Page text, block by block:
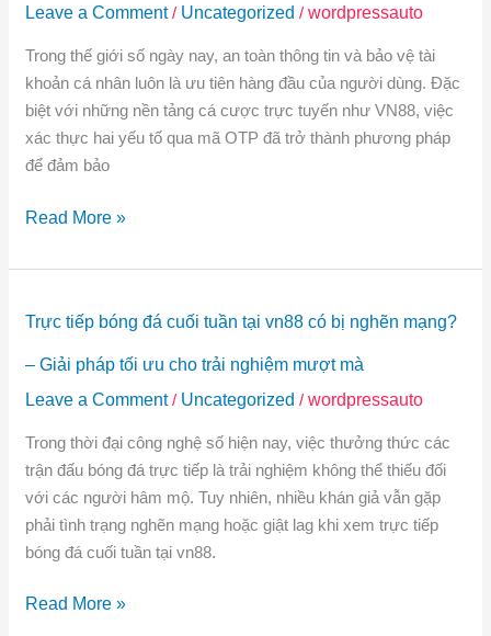
Leave a Comment / Uncategorized /wordpressauto
Trong thế giới số ngày nay, an toàn thông tin và bảo vệ tài
khoản cá nhân luôn là ưu tiên hàng đầu của người dùng. Đặc
biệt với những nền tảng cá cược trực tuyến như VN88, việc
xác thực hai yếu tố qua mã OTP đã trở thành phương pháp
để đảm bảo
Nhận
Từ
Đăng
Pháp
Giản
Hiệu
Để
Bảo
Vệ
Tài
Khoản
Read More »
Trực tiếp bóng đá cuối tuần tại vn88 có bị nghẽn mạng?
– Giải pháp tối ưu cho trải nghiệm mượt mà
Leave a Comment / Uncategorized /wordpressauto
Trong thời đại công nghệ số hiện nay, việc thưởng thức các
trận đấu bóng đá trực tiếp là trải nghiệm không thể thiếu đối
với các người hâm mộ. Tuy nhiên, nhiều khán giả vẫn gặp
phải tình trạng nghẽn mạng hoặc giật lag khi xem trực tiếp
bóng đá cuối tuần tại vn88.
tiếp
bóng
đá
tuần
tại
vn88
có
bị
mạng?
Read More »